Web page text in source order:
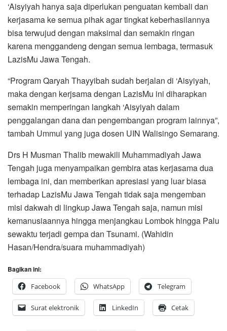
‘Aisyiyah hanya saja diperlukan penguatan kembali dan
kerjasama ke semua pihak agar tingkat keberhasilannya
bisa terwujud dengan maksimal dan semakin ringan
karena menggandeng dengan semua lembaga, termasuk
LazisMu Jawa Tengah.
“Program Qaryah Thayyibah sudah berjalan di ‘Aisyiyah,
maka dengan kerjsama dengan LazisMu ini diharapkan
semakin memperingan langkah ‘Aisyiyah dalam
penggalangan dana dan pengembangan program lainnya”,
tambah Ummul yang juga dosen UIN Walisingo Semarang.
Drs H Musman Thalib mewakili Muhammadiyah Jawa
Tengah juga menyampaikan gembira atas kerjasama dua
lembaga ini, dan memberikan apresiasi yang luar biasa
terhadap LazisMu Jawa Tengah tidak saja mengemban
misi dakwah di lingkup Jawa Tengah saja, namun misi
kemanusiaannya hingga menjangkau Lombok hingga Palu
sewaktu terjadi gempa dan Tsunami. (Wahidin
Hasan/Hendra/suara muhammadiyah)
Bagikan ini:
Facebook
WhatsApp Telegram
Surat elektronik LinkedIn Cetak